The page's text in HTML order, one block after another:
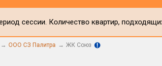
сессии. Количество квартир,
ООО СЗ Палитра ЖК Союз